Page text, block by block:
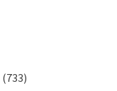
(733)